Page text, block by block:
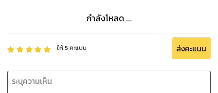
กำลังโหลด ...
ให้5 คะแนน ส่งคะแนน